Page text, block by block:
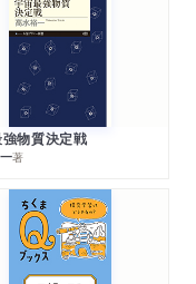
物質決定戦
著